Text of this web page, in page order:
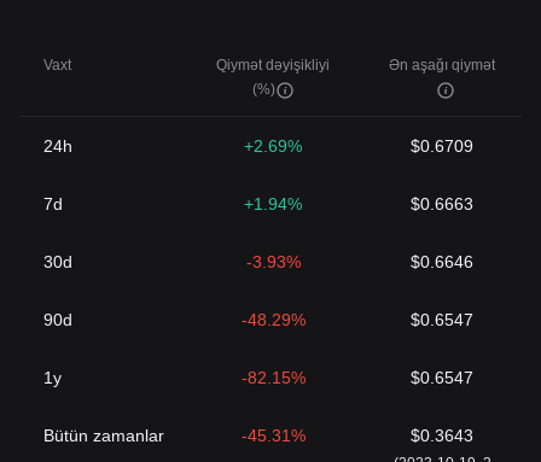
Vaxt
Qiymət dəyişikliyi
(%)
Ən aşağı qiymət
24h +2.69% $0.6709
7d +1.94% $0.6663
30d -3.93% $0.6646
90d -48.29% $0.6547
1y -82.15% $0.6547
Bütün zamanlar -45.31% $0.3643